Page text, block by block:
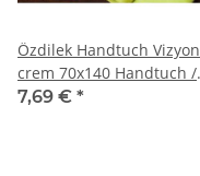
Özdilek Handtuch Vizyon
crem 70x140 Handtuch /
Handtücher
7,69 € *